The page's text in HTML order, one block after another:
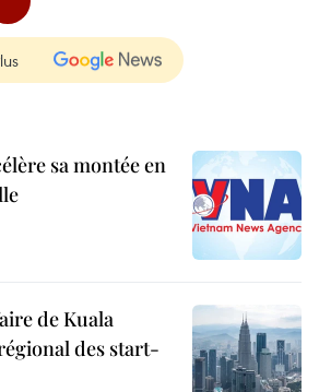
sa montée en
de Kuala
des start-